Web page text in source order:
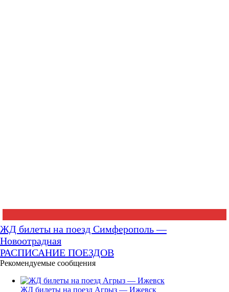
ЖД билеты на поезд Симферополь —
Новоотрадная
РАСПИСАНИЕ ПОЕЗДОВ
Рекомендуемые сообщения
ЖД билеты на поезд Агрыз — Ижевск